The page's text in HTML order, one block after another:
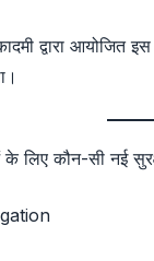
द्वारा आयोजित
लिए कौन-सी नई